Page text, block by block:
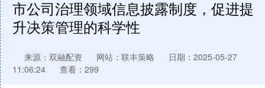
市公司治理领域信息披露制度，促进提
升决策管理的科学性
来源：双融配资 网站：联丰策略
日期：2025-05-27
11:06:24
查看：299